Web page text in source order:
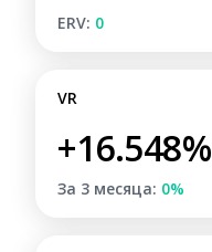
ERV: 0
VR
+16.548%
За 3 месяца: 0%